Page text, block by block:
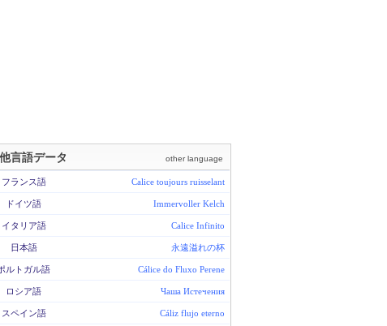
他言語データ other language
フランス語 Calice toujours ruisselant
ドイツ語 Immervoller Kelch
イタリア語 Calice Infinito
日本語 永遠溢れの杯
ルトガル語 Cálice do Fluxo Perene
ロシア語 Чаша Истечения
スペイン語 Cáliz flujo eterno